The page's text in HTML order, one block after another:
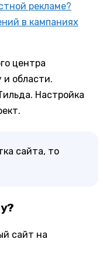
рекламе?
в кампаниях
центра
и области.
Настройка
сайта, то
сайт на